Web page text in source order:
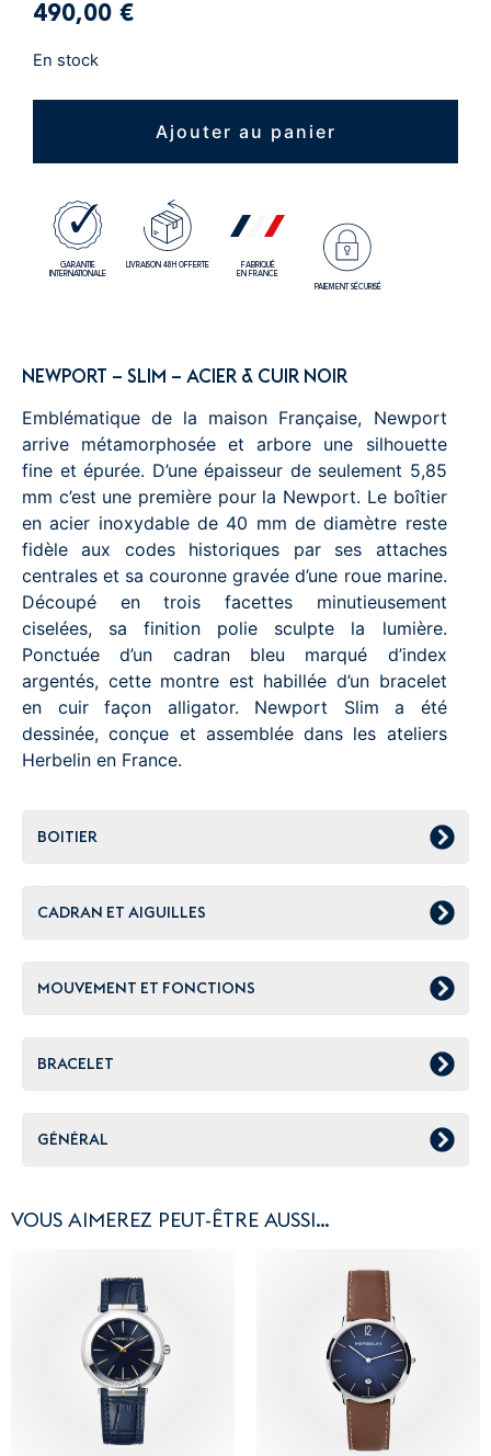
490,00 €
En stock
Ajouter au panier
GARANTIE
INTERNATIONALE
LIVRAISON 48H OFFERTE
FABRIQUÉ
EN FRANCE
PAIEMENT SÉCURISÉ
NEWPORT – SLIM – ACIER & CUIR NOIR
Emblématique de la maison Française, Newport
arrive métamorphosée et arbore une silhouette
fine et épurée. D’une épaisseur de seulement 5,85
mm c’est une première pour la Newport. Le boîtier
en acier inoxydable de 40 mm de diamètre reste
fidèle aux codes historiques par ses attaches
centrales et sa couronne gravée d’une roue marine.
Découpé en trois facettes minutieusement
ciselées, sa finition polie sculpte la lumière.
Ponctuée d’un cadran bleu marqué d’index
argentés, cette montre est habillée d’un bracelet
en cuir façon alligator. Newport Slim a été
dessinée, conçue et assemblée dans les ateliers
Herbelin en France.
BOITIER
CADRAN ET AIGUILLES
MOUVEMENT ET FONCTIONS
BRACELET
GÉNÉRAL
VOUS AIMEREZ PEUT-ÊTRE AUSSI…